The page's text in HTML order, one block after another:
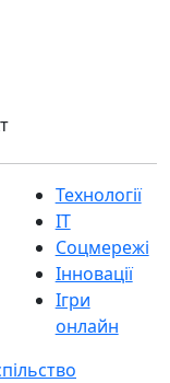
Технології
IT
Соцмережі
Інновації
Ігри
онлайн